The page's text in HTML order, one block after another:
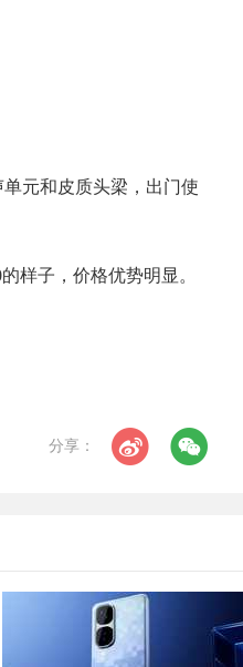
单元和皮质头梁，出门使
样子，价格优势明显。
分享：